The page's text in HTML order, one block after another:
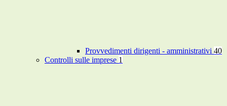
Provvedimenti dirigenti - amministrativi 40
Controlli sulle imprese 1